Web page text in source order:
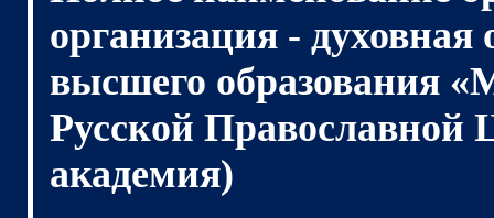
организация - духовная
высшего образования
Русской Православной
академия)